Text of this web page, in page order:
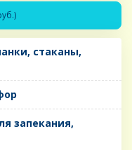
стаканы,
запекания,